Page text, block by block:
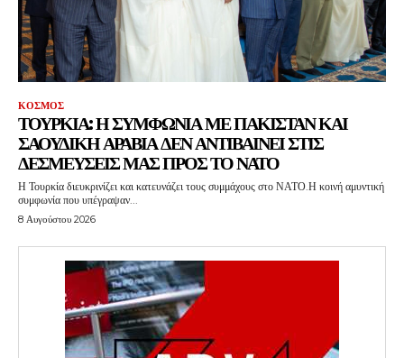
ΚΟΣΜΟΣ
ΤΟΥΡΚΙΑ: Η ΣΥΜΦΩΝΙΑ ΜΕ ΠΑΚΙΣΤΑΝ ΚΑΙ
ΣΑΟΥΔΙΚΗ ΑΡΑΒΙΑ ΔΕΝ ΑΝΤΙΒΑΙΝΕΙ ΣΤΙΣ
ΔΕΣΜΕΥΣΕΙΣ ΜΑΣ ΠΡΟΣ ΤΟ ΝΑΤΟ
Η Τουρκία διευκρινίζει και κατευνάζει τους συμμάχους στο ΝΑΤΟ.Η κοινή αμυντική
συμφωνία που υπέγραψαν...
8 Αυγούστου 2026